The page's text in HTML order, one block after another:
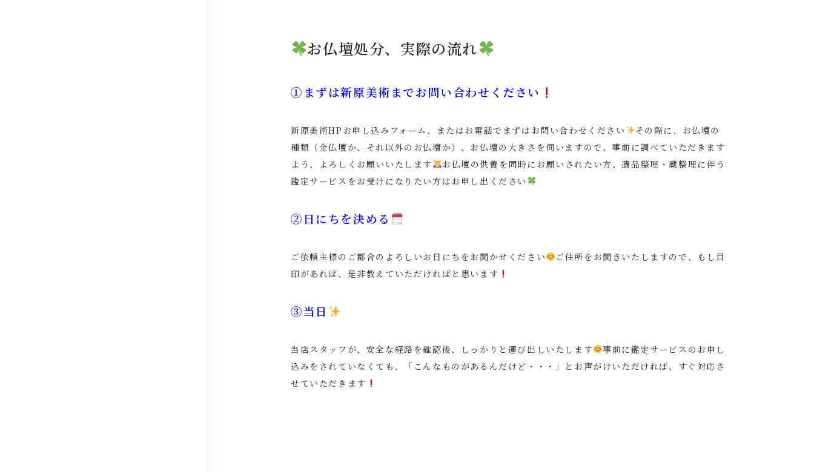
お仏壇処分、実際の流れ
①まずは新原美術までお問い合わせください
新原美術HPお申し込みフォーム、またはお電話でまずはお問い合わせください
その際に、お仏壇の
種類（金仏壇か、それ以外のお仏壇か）、お仏壇の大きさを伺いますので、事前に調べていただきます
よう、よろしくお願いいたします
お仏壇の供養を同時にお願いされたい方、遺品整理・蔵整理に伴う
鑑定サービスをお受けになりたい方はお申し出ください
②日にちを決める
ご依頼主様のご都合のよろしいお日にちをお聞かせください
ご住所をお聞きいたしますので、もし目
印があれば、是非教えていただければと思います
③当日
当店スタッフが、安全な経路を確認後、しっかりと運び出しいたします
事前に鑑定サービスのお申し
込みをされていなくても、「こんなものがあるんだけど・・・」とお声がけいただければ、すぐ対応さ
せていただきます